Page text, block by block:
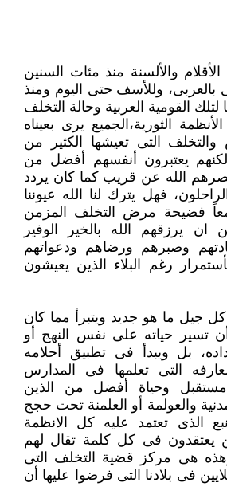
الأقلام والألسنة منذ مئات السنين
وللأسف حتى اليوم ومنذ
لتلك القومية العربية وحالة التخلف
الثورية،الجميع يرى بعيناه
والتخلف التى ‏تعيشها الكثير من
لكنهم يعتبرون أنفسهم أفضل من
الله عن قريب كما كان يردد
فهل يترك لنا الله عيوننا
فضيحة مرض التخلف المزمن
ان يرزقهم ‏الله بالخير الوفير
وصبرهم ورضاهم ودعواتهم
رغم البلاء الذين يعيشون
جيل ما هو جديد ويتبرأ مما كان
تسير حياته على نفس النهج أو
بل ويبدأ فى تطبيق أحلامه
التى تعلمها فى المدارس
مستقبل وحياة أفضل من الذين
والعولمة أو العلمنة تحت حجج
الذى تعتمد عليه كل الانظمة
‏يعتقدون فى كل كلمة تقال لهم
هى مركز قضية التخلف التى
فى بلادنا التى فرضوا ‏عليها أن